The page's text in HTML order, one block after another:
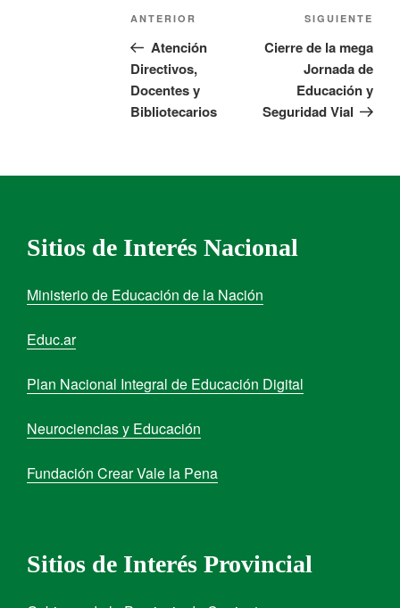
ANTERIOR
Atención
Directivos,
Docentes y
Bibliotecarios
SIGUIENTE
Cierre de la mega
Jornada de
Educación y
Seguridad Vial
Sitios de Interés Nacional
Ministerio de Educación de la Nación
Educ.ar
Plan Nacional Integral de Educación Digital
Neurociencias y Educación
Fundación Crear Vale la Pena
Sitios de Interés Provincial